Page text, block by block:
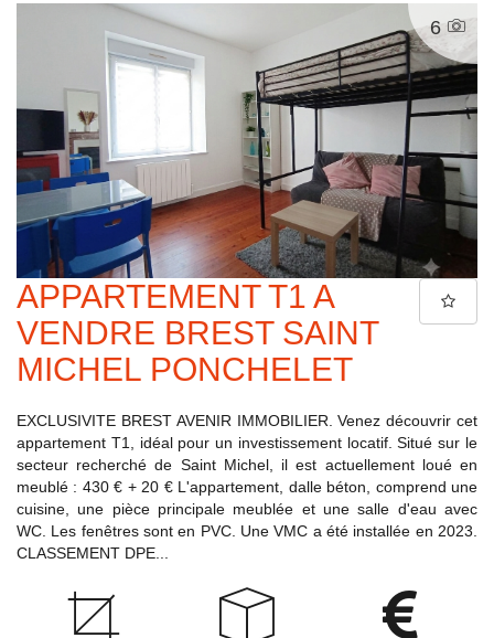
6
APPARTEMENT T1 A
VENDRE BREST SAINT
MICHEL PONCHELET
EXCLUSIVITE BREST AVENIR IMMOBILIER. Venez découvrir cet
appartement T1, idéal pour un investissement locatif. Situé sur le
secteur recherché de Saint Michel, il est actuellement loué en
meublé : 430 € + 20 € L'appartement, dalle béton, comprend une
cuisine, une pièce principale meublée et une salle d'eau avec
WC. Les fenêtres sont en PVC. Une VMC a été installée en 2023.
CLASSEMENT DPE...